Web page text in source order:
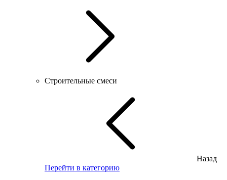
Строительные смеси
Назад
Перейти в категорию